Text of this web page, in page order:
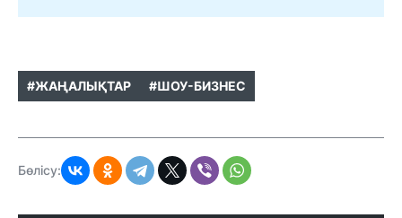
#ЖАҢАЛЫҚТАР #ШОУ-БИЗНЕС
Бөлісу: